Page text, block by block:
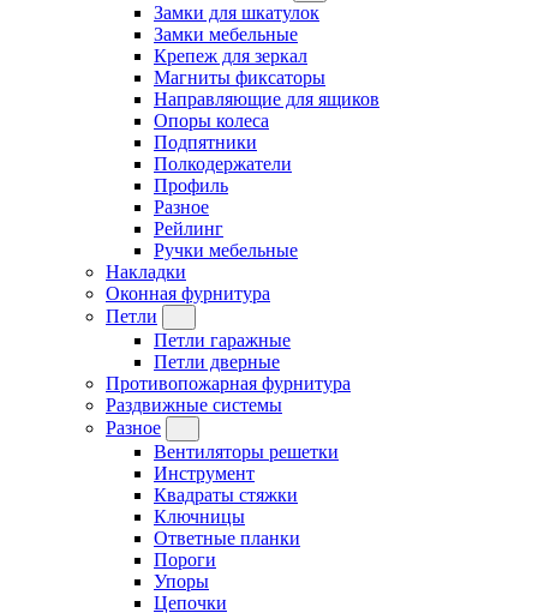
Замки для шкатулок
Замки мебельные
Крепеж для зеркал
Магниты фиксаторы
Направляющие для ящиков
Опоры колеса
Подпятники
Полкодержатели
Профиль
Разное
Рейлинг
Ручки мебельные
Накладки
Оконная фурнитура
Петли
Петли гаражные
Петли дверные
Противопожарная фурнитура
Раздвижные системы
Разное
Вентиляторы решетки
Инструмент
Квадраты стяжки
Ключницы
Ответные планки
Пороги
Упоры
Цепочки